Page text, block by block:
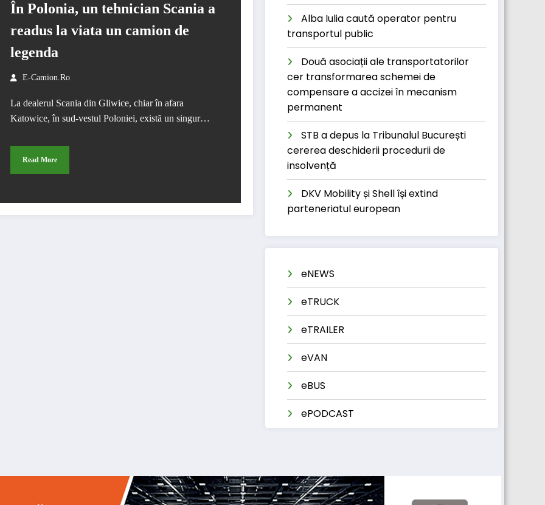
În Polonia, un tehnician Scania a
readus la viata un camion de
legenda
E-Camion.ro
La dealerul Scania din Gliwice, chiar în afara
Katowice, în sud-vestul Poloniei, există un singur…
Read More
Alba Iulia caută operator pentru
transportul public
Două asociații ale transportatorilor
cer transformarea schemei de
compensare a accizei în mecanism
permanent
STB a depus la Tribunalul București
cererea deschiderii procedurii de
insolvență
DKV Mobility și Shell își extind
parteneriatul european
eNEWS
eTRUCK
eTRAILER
eVAN
eBUS
ePODCAST